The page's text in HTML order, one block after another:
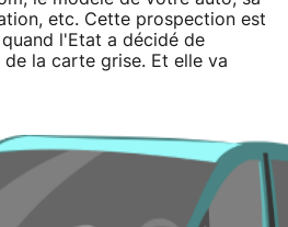
etc. Cette prospection est
l'Etat a décidé de
de la carte grise. Et elle va